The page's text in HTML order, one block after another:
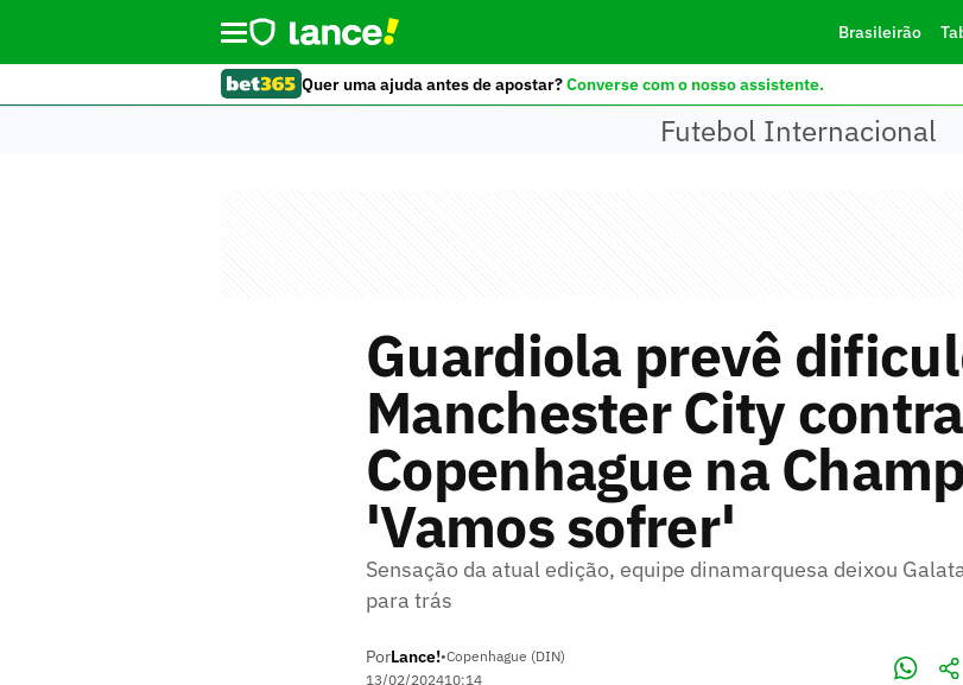
Brasileirão
Quer uma ajuda antes de apostar?Converse com o nosso assistente.
Futebol Internacional
Guardiola prevê
Manchester City
Copenhague na
'Vamos sofrer'
Sensação da atual edição, equipe dinamarquesa deixou
para trás
PorLance!•Copenhague (DIN)
13/02/202410:14